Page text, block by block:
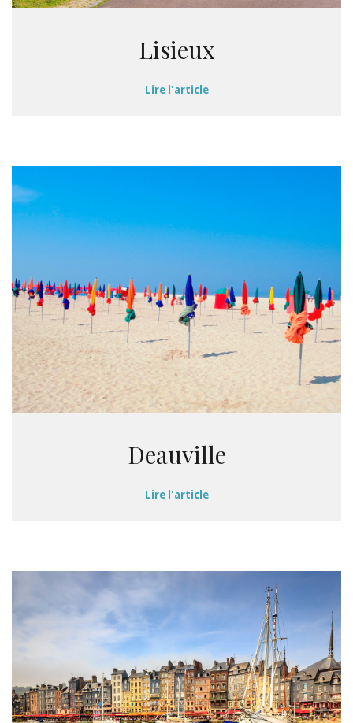
Lisieux
Lire l'article
Deauville
Lire l'article